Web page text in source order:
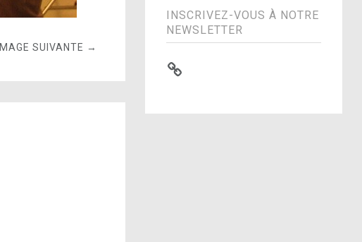
IMAGE SUIVANTE →
INSCRIVEZ-VOUS À NOTRE
NEWSLETTER